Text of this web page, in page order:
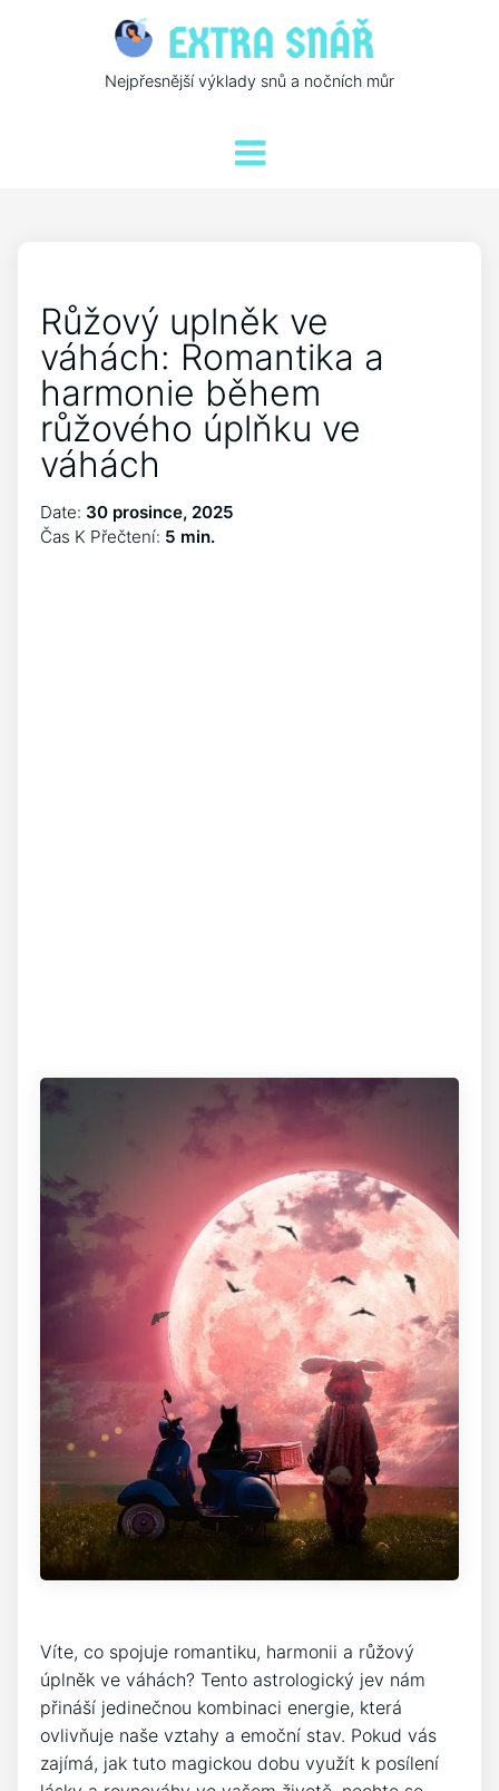
Nejpřesnější výklady snů a nočních můr
Růžový uplněk ve
váhách: Romantika a
harmonie během
růžového úplňku ve
váhách
Date: 30 prosince, 2025
Čas K Přečtení: 5 min.
Víte, co ⁢spojuje romantiku, harmonii a růžový⁢
úplněk ve váhách? Tento astrologický ⁣jev nám‌
přináší⁣ jedinečnou kombinaci ⁤energie, která
ovlivňuje⁢ naše vztahy a ⁤emoční stav. Pokud‌ vás
zajímá, jak tuto magickou⁢ dobu využít k ‍posílení